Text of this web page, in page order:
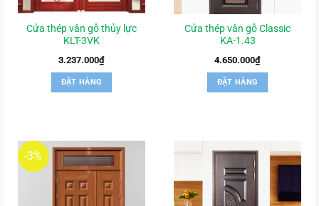
Cửa thép vân gỗ thủy lực
KLT-3VK
3.237.000₫
ĐẶT HÀNG
Cửa thép vân gỗ Classic
KA-1.43
4.650.000₫
ĐẶT HÀNG
-3%